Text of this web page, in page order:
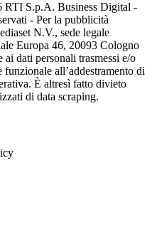
RTI S.p.A. Business Digital -
- Per la pubblicità
N.V., sede legale
Europa 46, 20093 Cologno
ai dati personali trasmessi e/o
all’addestramento di
È altresì fatto divieto
di data scraping.